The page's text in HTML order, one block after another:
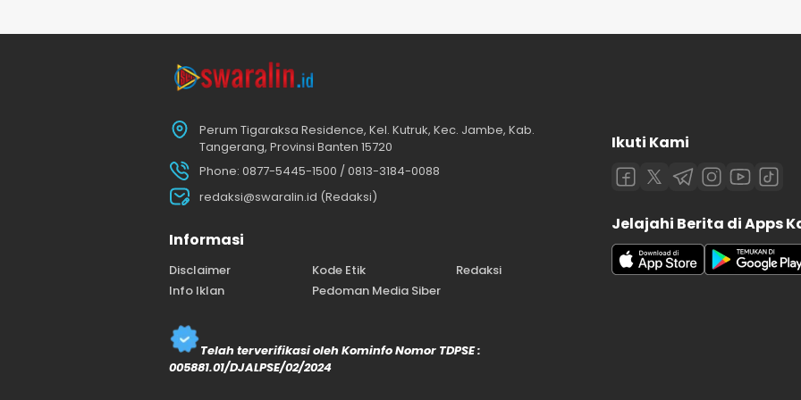
Perum Tigaraksa Residence, Kel. Kutruk, Kec. Jambe, Kab.
Tangerang, Provinsi Banten 15720
Phone: 0877-5445-1500 / 0813-3184-0088
redaksi@swaralin.id (Redaksi)
Informasi
Disclaimer Kode Etik
Redaksi
Info Iklan
Pedoman Media Siber
Telah terverifikasi oleh Kominfo Nomor TDPSE :
005881.01/DJALPSE/02/2024
Ikuti Kami
Jelajahi Berita di Apps